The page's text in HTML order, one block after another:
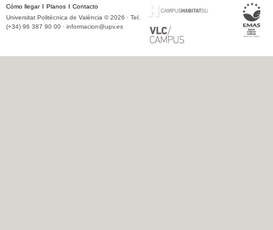
Cómo llegar Planos
Contacto
Universitat Politècnica de València © 2026 · Tel.
(+34) 96 387 90 00 · informacion@upv.es